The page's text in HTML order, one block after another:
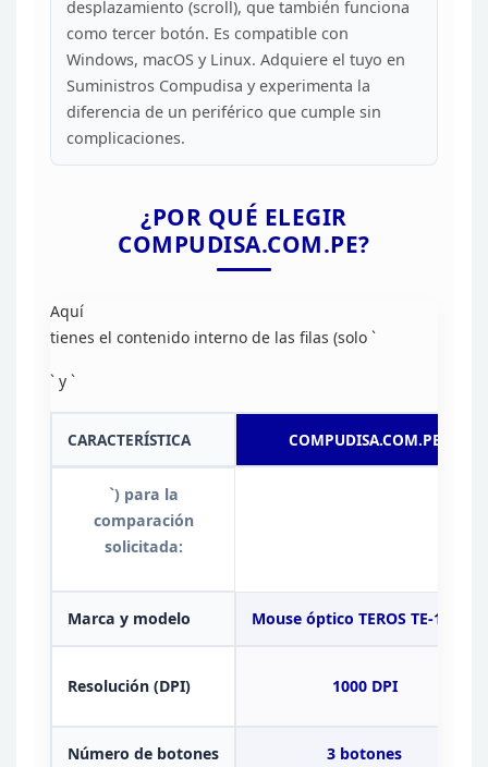
desplazamiento (scroll), que también funciona
como tercer botón. Es compatible con
Windows, macOS y Linux. Adquiere el tuyo en
Suministros Compudisa y experimenta la
diferencia de un periférico que cumple sin
complicaciones.
¿POR QUÉ ELEGIR
COMPUDISA.COM.PE?
Aquí
tienes el contenido interno de las filas (solo `
` y `
CARACTERÍSTICA COMPUDISA.COM.PE
`)para la
comparación
solicitada:
Marca y modelo Mouse óptico TEROS TE-1221S
Resolución (DPI) 1000DPI
Número de botones 3 botones